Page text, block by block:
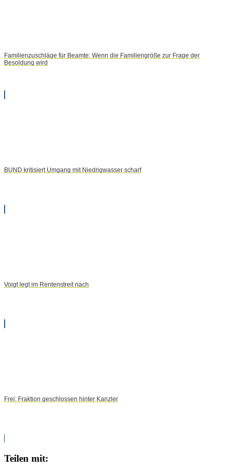
Familienzuschläge für Beamte: Wenn die Familiengröße zur Frage der
Besoldung wird
BUND kritisiert Umgang mit Niedrigwasser scharf
Voigt legt im Rentenstreit nach
Frei: Fraktion geschlossen hinter Kanzler
Teilen mit: